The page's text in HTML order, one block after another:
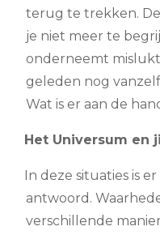
terug te trekken.
je niet meer te
onderneemt
geleden nog
Wat is er aan de
Het Universum en
In deze situaties is
antwoord.
verschillende